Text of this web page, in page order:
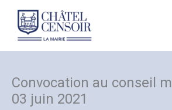
contenu
Convocation au conseil
03 juin 2021